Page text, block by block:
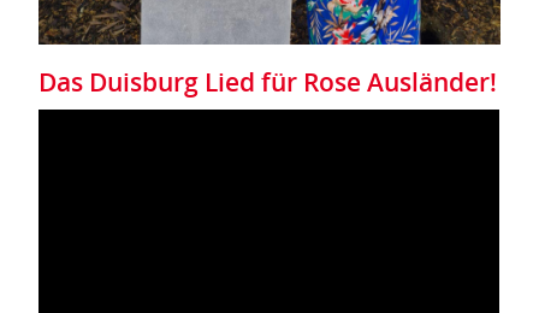
Das Duisburg Lied für Rose Ausländer!